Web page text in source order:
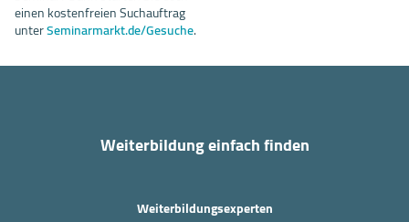
einen kostenfreien Suchauftrag
unterSeminarmarkt.de/Gesuche.
Weiterbildung einfach finden
Weiterbildungsexperten